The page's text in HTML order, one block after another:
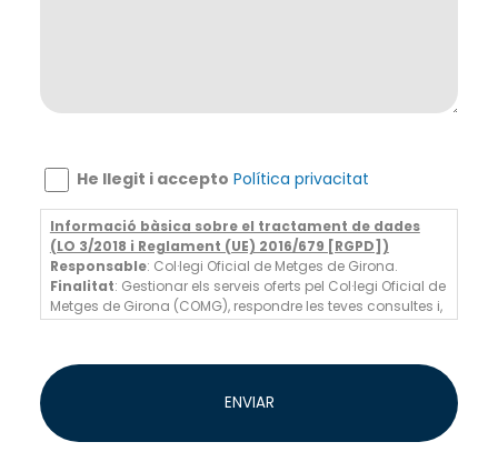
He llegit i accepto Política privacitat
Informació bàsica sobre el tractament de dades
(LO 3/2018 i Reglament (UE) 2016/679 [RGPD])
Responsable: Col·legi Oficial de Metges de Girona.
Finalitat: Gestionar els serveis oferts pel Col·legi Oficial de
Metges de Girona (COMG), respondre les teves consultes i,
en cas de consentiment, enviar-te informació comercial
Legitimació: Execució d'un contracte, compliment
Destinatàries
excepte per obligació legal o si és necessari per a la
ENVIAR